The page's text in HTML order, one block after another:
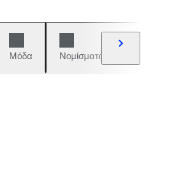
Μόδα Νομίσματα και